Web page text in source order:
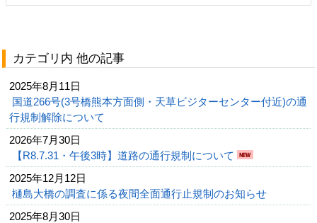
カテゴリ内 他の記事
2025年8月11日
国道266号(3号橋熊本方面側・天草ビジターセンター付近)の通
行規制解除について
2026年7月30日
【R8.7.31・午後3時】道路の通行規制について
2025年12月12日
樋島大橋の調査に係る夜間全面通行止規制のお知らせ
2025年8月30日